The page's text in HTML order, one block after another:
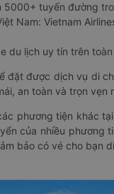
tuyến đường
Nam: Vietnam
du lịch uy tín trên
đặt được dịch vụ di
an toàn và trọn vẹn
phương tiện khác tại
của nhiều
bảo có vé cho bạn